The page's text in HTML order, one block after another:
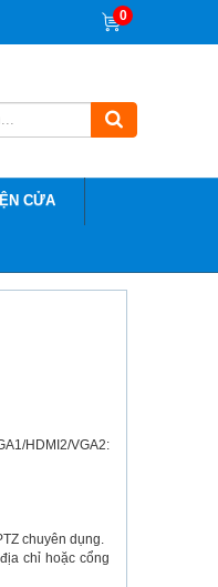
0
CỬA
HDMI2/VGA2:
chuyên dụng.
chỉ hoặc cổng